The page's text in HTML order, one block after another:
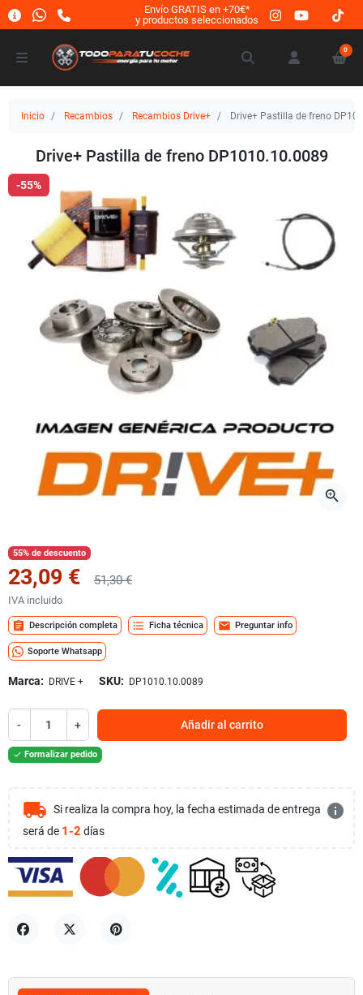
Envío GRATIS en +70€*
y productos seleccionados
0
Inicio Recambios Recambios Drive+ Drive+ Pastilla de freno
Drive+ Pastilla de freno DP1010.10.0089
-55%
zoom_in
55% de descuento
23,09 € 51,30 €
IVA incluido
assignment Descripción completa format_list_bulleted Ficha técnica mail Preguntar info
Soporte Whatsapp
Marca: DRIVE + SKU: DP1010.10.0089
- + Añadir al carrito
 Formalizar pedido
local_shipping Si realiza la compra hoy, la fecha estimada de entrega
será de 1-2 días
info